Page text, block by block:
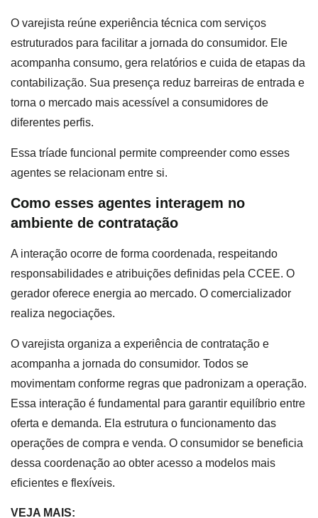
O varejista reúne experiência técnica com serviços
estruturados para facilitar a jornada do consumidor. Ele
acompanha consumo, gera relatórios e cuida de etapas da
contabilização. Sua presença reduz barreiras de entrada e
torna o mercado mais acessível a consumidores de
diferentes perfis.
Essa tríade funcional permite compreender como esses
agentes se relacionam entre si.
Como esses agentes interagem no
ambiente de contratação
A interação ocorre de forma coordenada, respeitando
responsabilidades e atribuições definidas pela CCEE. O
gerador oferece energia ao mercado. O comercializador
realiza negociações.
O varejista organiza a experiência de contratação e
acompanha a jornada do consumidor. Todos se
movimentam conforme regras que padronizam a operação.
Essa interação é fundamental para garantir equilíbrio entre
oferta e demanda. Ela estrutura o funcionamento das
operações de compra e venda. O consumidor se beneficia
dessa coordenação ao obter acesso a modelos mais
eficientes e flexíveis.
VEJA MAIS: